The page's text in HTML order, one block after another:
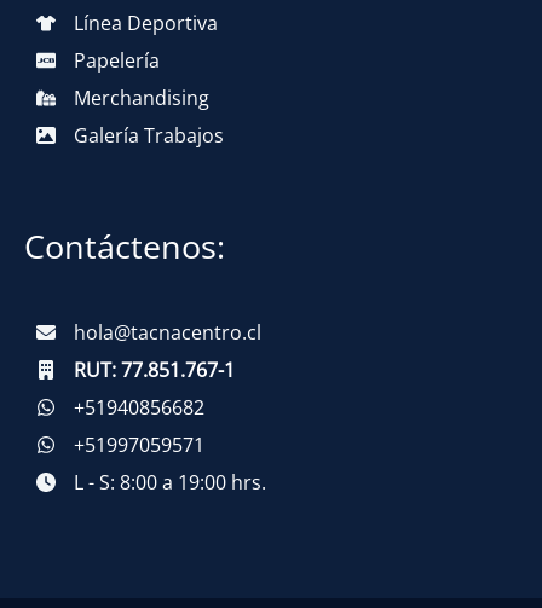
Línea Deportiva
Papelería
Merchandising
Galería Trabajos
Contáctenos:
hola@tacnacentro.cl
RUT:77.851.767-1
+51940856682
+51997059571
L - S: 8:00 a 19:00 hrs.